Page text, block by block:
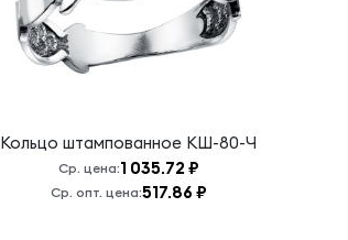
Кольцо штампованное КШ-80-Ч
Ср. цена:1 035.72 ₽
Ср. опт. цена:517.86 ₽